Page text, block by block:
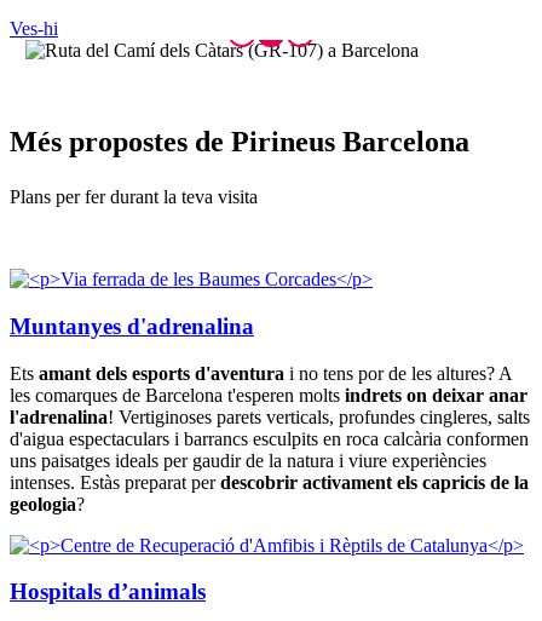
Ves-hi
Més propostes de Pirineus Barcelona
Plans per fer durant la teva visita
Muntanyes d'adrenalina
Ets amant dels esports d'aventura i no tens por de les altures? A
les comarques de Barcelona t'esperen molts indrets on deixar anar
l'adrenalina! Vertiginoses parets verticals, profundes cingleres, salts
d'aigua espectaculars i barrancs esculpits en roca calcària conformen
uns paisatges ideals per gaudir de la natura i viure experiències
intenses. Estàs preparat perdescobrir activament els capricis de la
geologia?
Hospitals d’animals